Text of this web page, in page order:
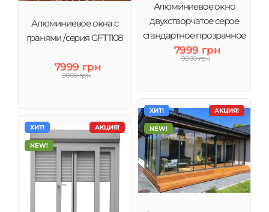
Алюминиевое окно
двухстворчатое серое
стандартное прозрачное
стекло
7999 грн
9000 грн
Алюминиевое окна с
гранями /серия GFT1108
7999 грн
9000 грн
АКЦИЯ!
ХИТ!
NEW!
АКЦИЯ!
ХИТ!
NEW!